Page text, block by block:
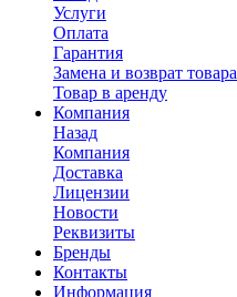
Услуги
Оплата
Гарантия
Замена и возврат товара
Товар в аренду
Компания
Назад
Компания
Доставка
Лицензии
Новости
Реквизиты
Бренды
Контакты
Информация